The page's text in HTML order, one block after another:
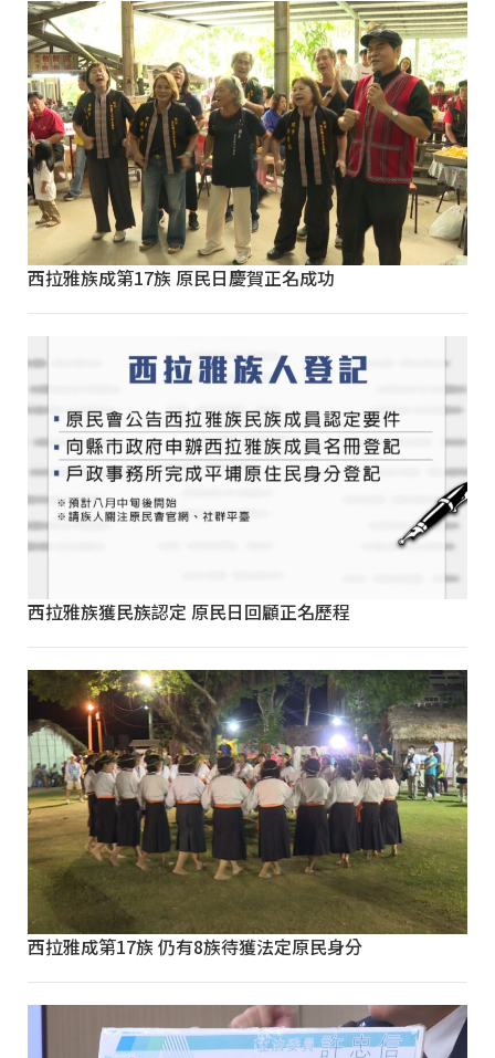
西拉雅族成第17族 原民日慶賀正名成功
西拉雅族獲民族認定 原民日回顧正名歷程
西拉雅成第17族 仍有8族待獲法定原民身分